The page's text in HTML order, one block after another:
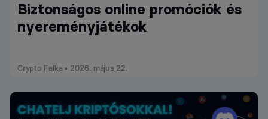
Biztonságos online promóciók és
nyereményjátékok
Crypto Falka • 2026. május 22.